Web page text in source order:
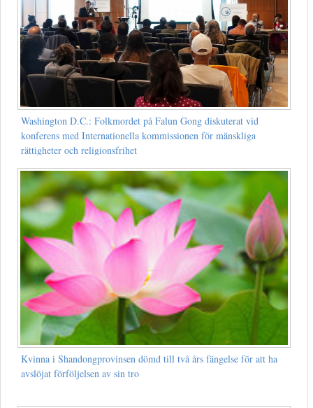
Washington D.C.: Folkmordet på Falun Gong diskuterat vid
konferens med Internationella kommissionen för mänskliga
rättigheter och religionsfrihet
Kvinna i Shandongprovinsen dömd till två års fängelse för att ha
avslöjat förföljelsen av sin tro